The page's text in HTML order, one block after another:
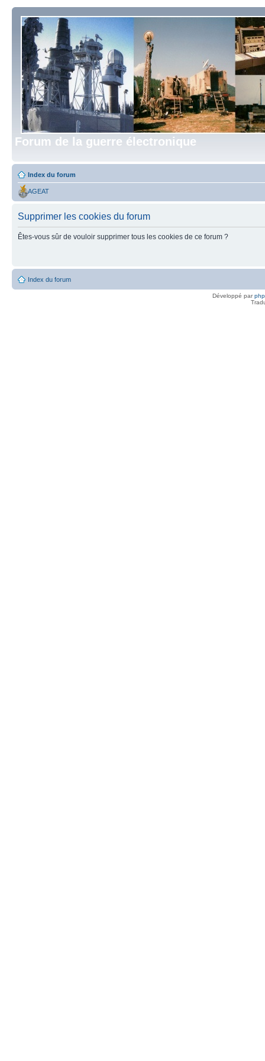
Forum de la guerre électronique
Index du forum
AGEAT
Supprimer les cookies du forum
Êtes-vous sûr de vouloir supprimer tous les cookies de ce forum ?
Index du forum
Développé par